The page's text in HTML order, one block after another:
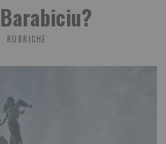
RUBRICHE